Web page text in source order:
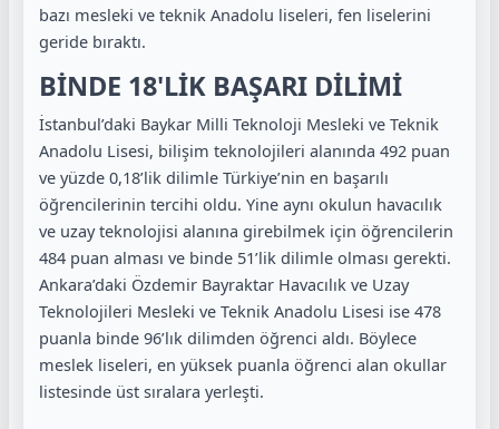
bazı mesleki ve teknik Anadolu liseleri, fen liselerini
geride bıraktı.
BİNDE 18'LİK BAŞARI DİLİMİ
İstanbul’daki Baykar Milli Teknoloji Mesleki ve Teknik
Anadolu Lisesi, bilişim teknolojileri alanında 492 puan
ve yüzde 0,18’lik dilimle Türkiye’nin en başarılı
öğrencilerinin tercihi oldu. Yine aynı okulun havacılık
ve uzay teknolojisi alanına girebilmek için öğrencilerin
484 puan alması ve binde 51’lik dilimle olması gerekti.
Ankara’daki Özdemir Bayraktar Havacılık ve Uzay
Teknolojileri Mesleki ve Teknik Anadolu Lisesi ise 478
puanla binde 96’lık dilimden öğrenci aldı. Böylece
meslek liseleri, en yüksek puanla öğrenci alan okullar
listesinde üst sıralara yerleşti.